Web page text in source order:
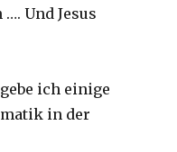
Und Jesus
ich einige
in der